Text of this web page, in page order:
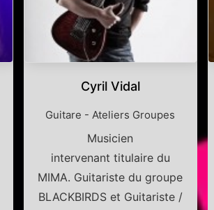
Cyril Vidal
Guitare - Ateliers Groupes
Musicien
intervenant titulaire du
MIMA. Guitariste du groupe
BLACKBIRDS et Guitariste /